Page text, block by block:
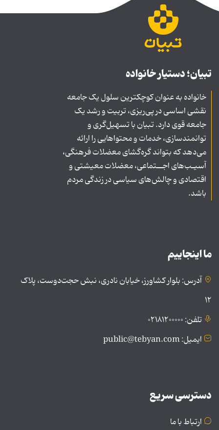
تبیان؛ دستیار خانواده
خانواده به عنوان کوچکترین سلول یک جامعه
نقشی اساسی در پی‌ریزی، تربیت و رشد یک
جامعه قوی دارد. تبیان با تسهیل‌گری و
توانمندسازی، خدمات و محتواهایی را ارائه
می‌دهد که بتواند گره‌گشای معضلات فرهنگی،
آسیـب‌های اجــتماعی، معضلات معیشتی و
اقتصادی و چالش‌های سیاسی در زندگی مردم
باشد.
ما اینجاییم
آدرس: بلوار کشاورز، خیابان نادری، نبش حجت‌دوست، پلاک
۱۲
تلفن: ۰۲۱۸۱۲۰۰۰۰۰
ایمیل: public@tebyan.com
دسترسی سریع
ارتباط با ما